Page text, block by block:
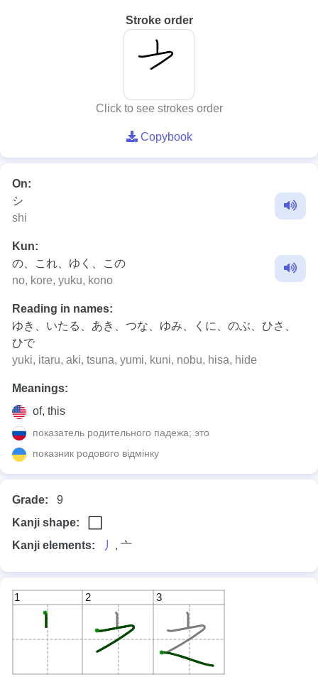
Stroke order
Click to see strokes order
Copybook
On:
シ
shi
Kun:
の、これ、ゆく、この
no, kore, yuku, kono
Reading in names:
ゆき、いたる、あき、つな、ゆみ、くに、のぶ、ひさ、
ひで
yuki, itaru, aki, tsuna, yumi, kuni, nobu, hisa, hide
Meanings:
of, this
показатель родительного падежа; это
показник родового відмінку
Grade:
9
Kanji shape:
Kanji elements:
丿 , 亠
1 2 3